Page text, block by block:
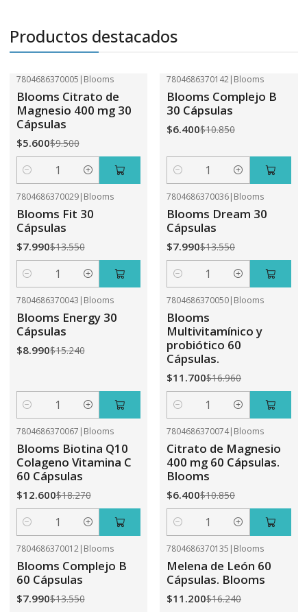
Productos destacados
7804686370005 | Blooms
Blooms Citrato de
Magnesio 400 mg 30
Cápsulas
$5.600$9.500
Cantidad
7804686370142| Blooms
Blooms Complejo B
30 Cápsulas
$6.400$10.850
Cantidad
7804686370029| Blooms
Blooms Fit 30
Cápsulas
$7.990$13.550
Cantidad
7804686370036| Blooms
Blooms Dream 30
Cápsulas
$7.990$13.550
Cantidad
7804686370043 | Blooms
Blooms Energy 30
Cápsulas
$8.990$15.240
Cantidad
7804686370050| Blooms
Blooms
Multivitamínico y
probiótico 60
Cápsulas.
$11.700$16.960
Cantidad
7804686370067 | Blooms
Blooms Biotina Q10
Colageno Vitamina C
60 Cápsulas
$12.600$18.270
Cantidad
7804686370074| Blooms
Citrato de Magnesio
400 mg 60 Cápsulas.
Blooms
$6.400$10.850
Cantidad
7804686370012| Blooms
Blooms Complejo B
60 Cápsulas
$7.990$13.550
7804686370135 | Blooms
Melena de León 60
Cápsulas. Blooms
$11.200$16.240